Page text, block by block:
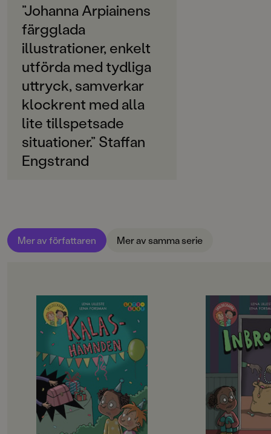
SPRÅK
Svenska
SERIE
Lättläst
PUBLICERINGSDATUM
2022-01-05
INLÄSARE
Charlotta Jonsson
Produktion
9789129736267
”Johanna Arpiainens
färgglada
illustrationer, enkelt
utförda med tydliga
uttryck, samverkar
klockrent med alla
lite tillspetsade
situationer.” Staffan
Engstrand
Mer av författaren Mer av samma serie
OM BOKEN
"Lena Lilleste är ett säkert kort när
det kommer till deckare i skolmiljö
och hon är skicklig på att ringa in
relevanta konflikter med hög
igenkänning." – Bibliotekstjänst,
Sarah Utas
Här är den perfekta serien för alla
nybörjarläsare, med lättläst text och
pratbubblor i versaler. Handlingen
är så spännande att man glömmer
OM BOKEN
"Humor, spänning
bra kombination."
Christina
Här är den
nybörjarläsare,
pratbubblor i
är så spännande
att man
Max och Penny är
lösa mysterier. En